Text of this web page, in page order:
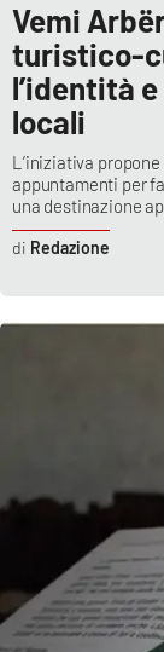
Vemi
turistico-
l’identità
locali
L’iniziativa
appuntamenti per
una destinazione
Redazione